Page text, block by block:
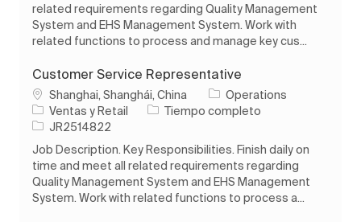
related requirements regarding Quality Management
System and EHS Management System. Work with
related functions to process and manage key cus...
Customer Service Representative
Ubicación
Shanghai, Shanghái, China
Operations
Categoría
Ventas y Retail Tipo de trabajo
Tiempo completo
ID de trabajo
JR2514822
Job Description. Key Responsibilities. Finish daily on
time and meet all related requirements regarding
Quality Management System and EHS Management
System. Work with related functions to process a...